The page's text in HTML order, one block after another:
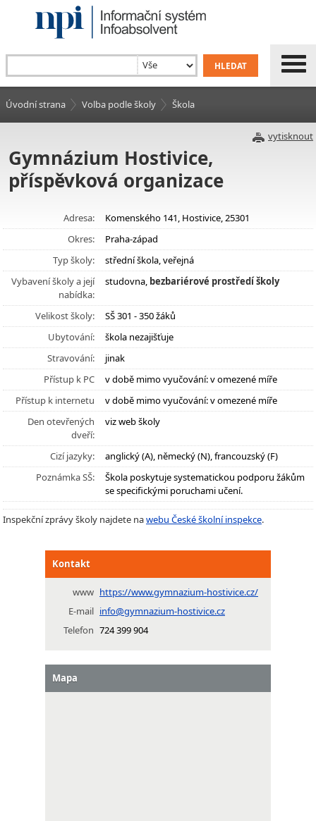
Úvodní strana Volba podle školy Škola
vytisknout
Gymnázium Hostivice,
příspěvková organizace
Adresa:
Komenského 141, Hostivice, 25301
Okres:
Praha-západ
Typ školy:
střední škola, veřejná
Vybavení školy a její
nabídka:
studovna, bezbariérové prostředí školy
Velikost školy:
SŠ 301 - 350 žáků
Ubytování:
škola nezajišťuje
Stravování:
jinak
Přístup k PC
v době mimo vyučování: v omezené míře
Přístup k internetu
v době mimo vyučování: v omezené míře
Den otevřených
dveří:
viz web školy
Cizí jazyky:
anglický (A), německý (N), francouzský (F)
Poznámka SŠ:
Škola poskytuje systematickou podporu žákům
se specifickými poruchami učení.
Inspekční zprávy školy najdete nawebu České školní inspekce.
Kontakt
www https://www.gymnazium-hostivice.cz/
E-mail info@gymnazium-hostivice.cz
Telefon 724 399 904
Mapa